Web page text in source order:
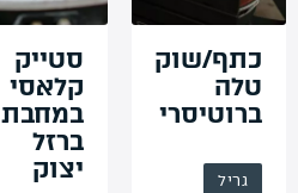
כתף/שוק
טלה
ברוטיסרי
גריל
סטייק
קלאסי
במחבת
ברזל
יצוק